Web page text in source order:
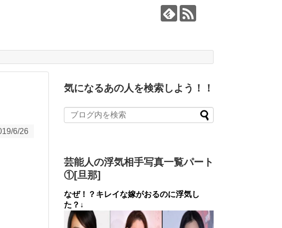
6/26
気になるあの人を検索しよう！！
芸能人の浮気相手写真一覧パート
①[旦那]
なぜ！？キレイな嫁がおるのに浮気し
た？↓